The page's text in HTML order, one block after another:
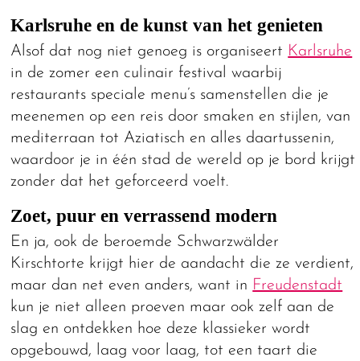
Karlsruhe en de kunst van het genieten
Alsof dat nog niet genoeg is organiseert Karlsruhe
in de zomer een culinair festival waarbij
restaurants speciale menu’s samenstellen die je
meenemen op een reis door smaken en stijlen, van
mediterraan tot Aziatisch en alles daartussenin,
waardoor je in één stad de wereld op je bord krijgt
zonder dat het geforceerd voelt.
Zoet, puur en verrassend modern
En ja, ook de beroemde Schwarzwälder
Kirschtorte krijgt hier de aandacht die ze verdient,
maar dan net even anders, want in Freudenstadt
kun je niet alleen proeven maar ook zelf aan de
slag en ontdekken hoe deze klassieker wordt
opgebouwd, laag voor laag, tot een taart die